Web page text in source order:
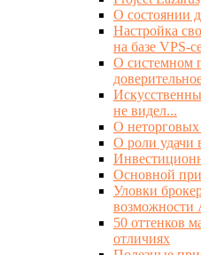
О состоянии
Настройка
на базе VPS-
О системном
не видел...
О
О роли удачи
Основной
Уловки
возможности
50 оттенков
отличиях